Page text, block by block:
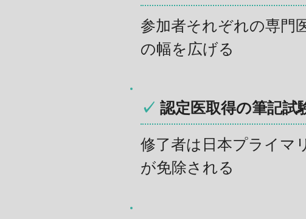
参加者それぞれの専門
の幅を広げる
✓ 認定医取得の筆記試
修了者は日本プライマ
が免除される